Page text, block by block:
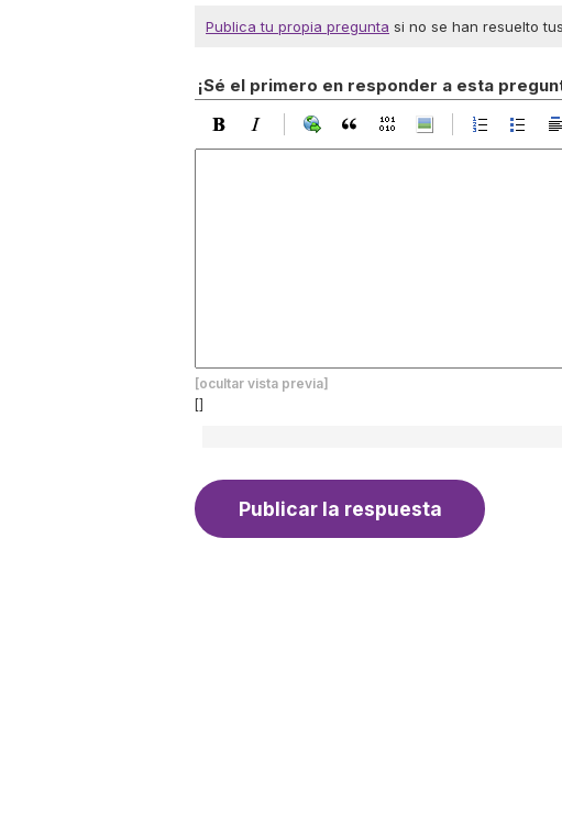
Publica tu propia pregunta si no se han resuelto
¡Sé el primero en responder a esta
[ocultar vista previa]
[]